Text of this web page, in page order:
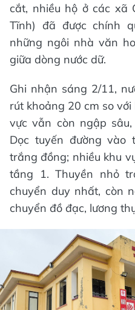
cắt, nhiều hộ ở các xã
Tĩnh) đã được chính
những ngôi nhà văn
giữa dòng nước dữ.
Ghi nhận sáng 2/11,
rút khoảng 20 cm so
vực vẫn còn ngập
Dọc tuyến đường vào
trắng đồng; nhiều khu
tầng 1. Thuyền nhỏ
chuyển duy nhất, còn
chuyển đồ đạc, lương